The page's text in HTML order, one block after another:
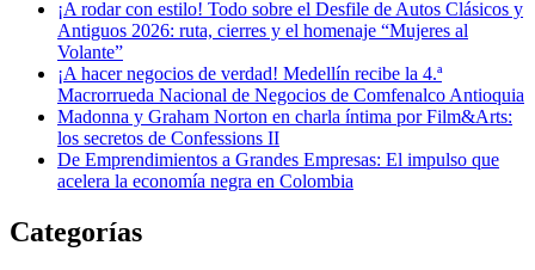
¡A rodar con estilo! Todo sobre el Desfile de Autos Clásicos y
Antiguos 2026: ruta, cierres y el homenaje “Mujeres al
Volante”
¡A hacer negocios de verdad! Medellín recibe la 4.ª
Macrorrueda Nacional de Negocios de Comfenalco Antioquia
Madonna y Graham Norton en charla íntima por Film&Arts:
los secretos de Confessions II
De Emprendimientos a Grandes Empresas: El impulso que
acelera la economía negra en Colombia
Categorías